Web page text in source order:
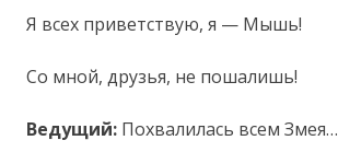
Я всех приветствую, я — Мышь!
Со мной, друзья, не пошалишь!
Ведущий: Похвалилась всем Змея…